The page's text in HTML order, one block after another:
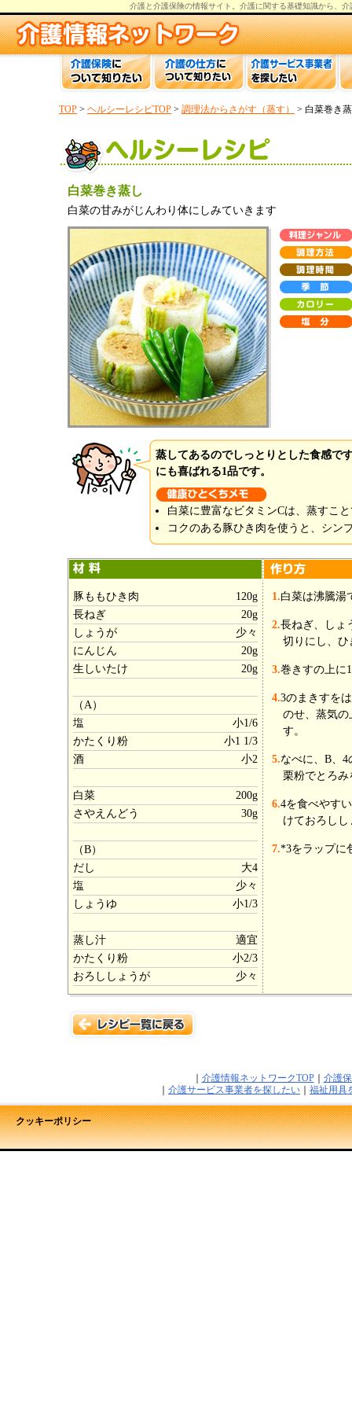
介護と介護保険の情報サイト。 介護に関する基礎知識から、 介
TOP > ヘルシーレシピTOP > 調理法からさがす（蒸す） > 白菜巻き
白菜巻き蒸し
白菜の甘みがじんわり体にしみていきます
蒸してあるのでしっとりとした食感で
にも喜ばれる1品です。
白菜に豊富なビタミンCは、蒸すこ
コクのある豚ひき肉を使うと、シン
豚ももひき肉
120g
長ねぎ
20g
しょうが
少々
にんじん
20g
生しいたけ
20g
（A）
塩
小1/6
かたくり粉
小1 1/3
酒
小2
白菜
200g
さやえんどう
30g
（B）
だし
大4
塩
少々
しょうゆ
小1/3
蒸し汁
適宜
かたくり粉
小2/3
おろししょうが
少々
1.白菜は沸騰湯
2.長ねぎ、しょ
切りにし、
3.巻きすの上に
4.3のまきすを
のせ、蒸気の
す。
5.なべに、B、
栗粉でとろみ
6.4を食べやす
けておろし
7.*3をラップに
介護情報ネットワークTOP｜ 介護
介護サービス事業者を探したい 福祉用具
クッキーポリシー